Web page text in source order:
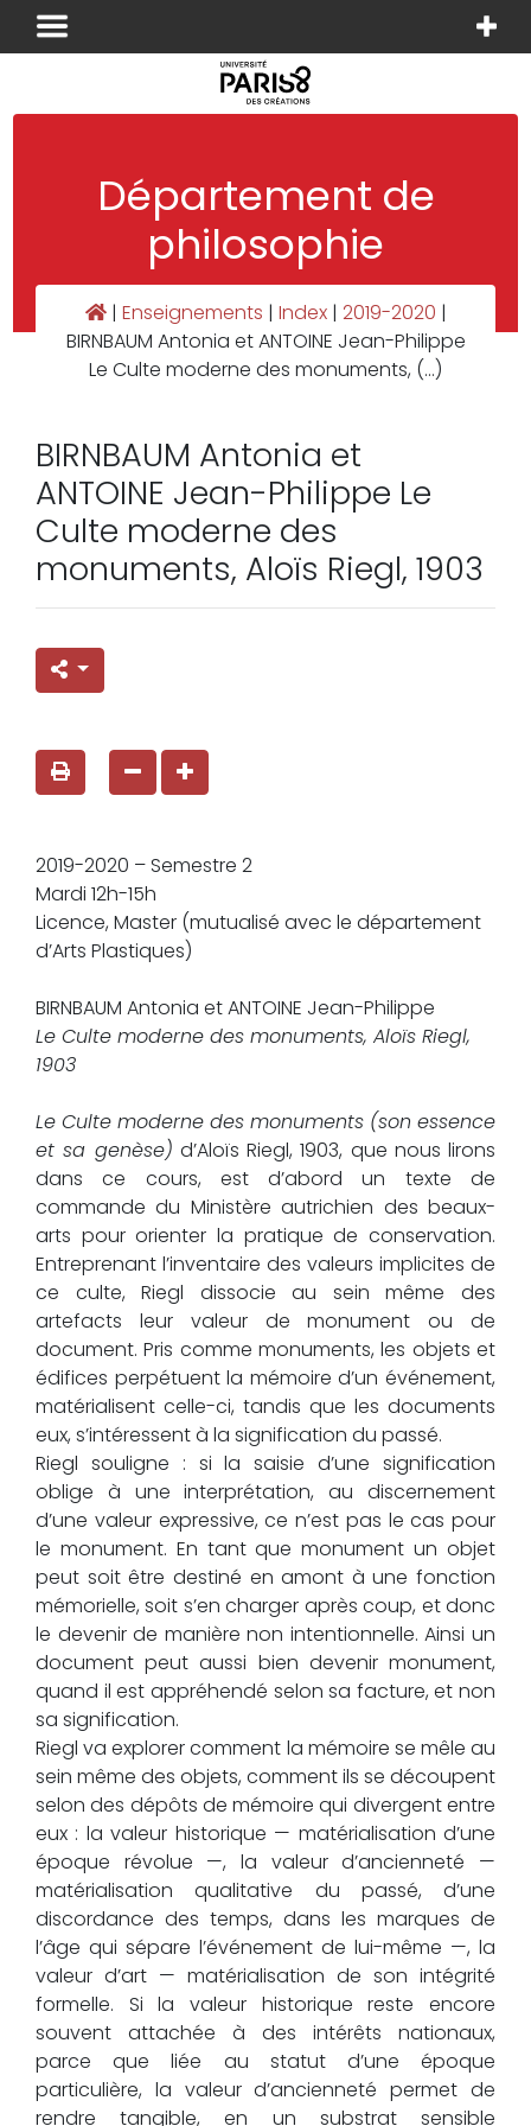
Panneau de gestion des cookies
Département de
philosophie
| Enseignements | Index | 2019-2020 |
BIRNBAUM Antonia et ANTOINE Jean-Philippe
Le Culte moderne des monuments, (…)
BIRNBAUM Antonia et
ANTOINE Jean-Philippe Le
Culte moderne des
monuments, Aloïs Riegl, 1903
2019-2020 – Semestre 2
Mardi 12h-15h
Licence, Master (mutualisé avec le département
d’Arts Plastiques)
BIRNBAUM Antonia et ANTOINE Jean-Philippe
Le Culte moderne des monuments, Aloïs Riegl,
1903
Le Culte moderne des monuments (son essence
et sa genèse) d’Aloïs Riegl, 1903, que nous lirons
dans ce cours, est d’abord un texte de
commande du Ministère autrichien des beaux-
arts pour orienter la pratique de conservation.
Entreprenant l’inventaire des valeurs implicites de
ce culte, Riegl dissocie au sein même des
artefacts leur valeur de monument ou de
document. Pris comme monuments, les objets et
édifices perpétuent la mémoire d’un événement,
matérialisent celle-ci, tandis que les documents
eux, s’intéressent à la signification du passé.
Riegl souligne : si la saisie d’une signification
oblige à une interprétation, au discernement
d’une valeur expressive, ce n’est pas le cas pour
le monument. En tant que monument un objet
peut soit être destiné en amont à une fonction
mémorielle, soit s’en charger après coup, et donc
le devenir de manière non intentionnelle. Ainsi un
document peut aussi bien devenir monument,
quand il est appréhendé selon sa facture, et non
sa signification.
Riegl va explorer comment la mémoire se mêle au
sein même des objets, comment ils se découpent
selon des dépôts de mémoire qui divergent entre
eux : la valeur historique — matérialisation d’une
époque révolue —, la valeur d’ancienneté —
matérialisation qualitative du passé, d’une
discordance des temps, dans les marques de
l’âge qui sépare l’événement de lui-même —, la
valeur d’art — matérialisation de son intégrité
formelle. Si la valeur historique reste encore
souvent attachée à des intérêts nationaux,
parce que liée au statut d’une époque
particulière, la valeur d’ancienneté permet de
rendre tangible, en un substrat sensible